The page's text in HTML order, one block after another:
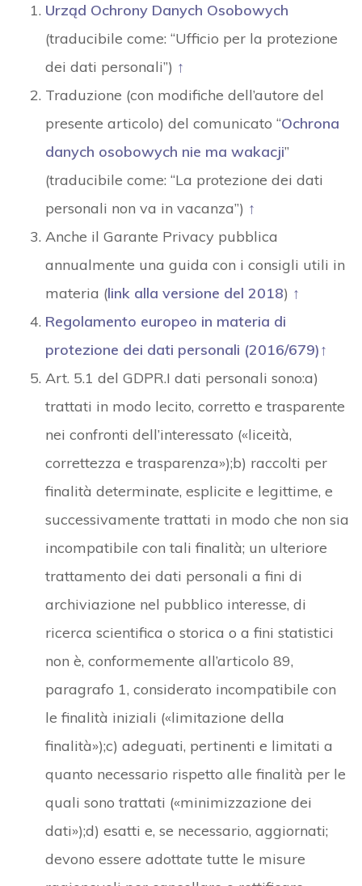
Urząd Ochrony Danych Osobowych
(traducibile come: “Ufficio per la protezione
dei dati personali”) ↑
Traduzione (con modifiche dell’autore del
presente articolo) del comunicato “Ochrona
danych osobowych nie ma wakacji”
(traducibile come: “La protezione dei dati
personali non va in vacanza”) ↑
Anche il Garante Privacy pubblica
annualmente una guida con i consigli utili in
materia (link alla versione del 2018) ↑
Regolamento europeo in materia di
protezione dei dati personali (2016/679)↑
Art. 5.1 del GDPR.I dati personali sono:a)
trattati in modo lecito, corretto e trasparente
nei confronti dell’interessato («liceità,
correttezza e trasparenza»);b) raccolti per
finalità determinate, esplicite e legittime, e
successivamente trattati in modo che non sia
incompatibile con tali finalità; un ulteriore
trattamento dei dati personali a fini di
archiviazione nel pubblico interesse, di
ricerca scientifica o storica o a fini statistici
non è, conformemente all’articolo 89,
paragrafo 1, considerato incompatibile con
le finalità iniziali («limitazione della
finalità»);c) adeguati, pertinenti e limitati a
quanto necessario rispetto alle finalità per le
quali sono trattati («minimizzazione dei
dati»);d) esatti e, se necessario, aggiornati;
devono essere adottate tutte le misure